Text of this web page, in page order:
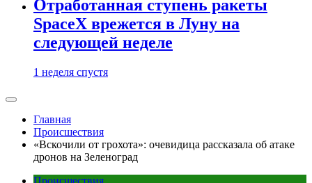
Отработанная ступень ракеты
SpaceX врежется в Луну на
следующей неделе
1 неделя спустя
Главная
Происшествия
«Вскочили от грохота»: очевидица рассказала об атаке
дронов на Зеленоград
Происшествия